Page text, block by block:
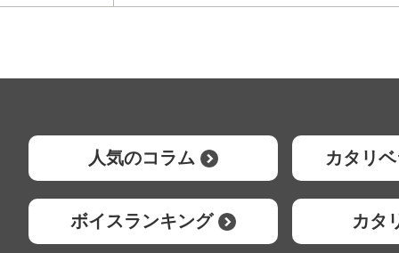
人気のコラム カタリ
ボイスランキング カタ